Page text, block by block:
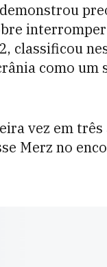
classificou
como
vez em três
Merz no